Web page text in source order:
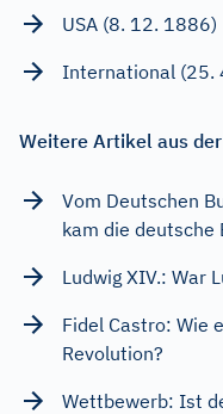
USA (8. 12. 1886)
International (25.
Weitere Artikel aus
Vom Deutschen
kam die deutsche
Ludwig XIV.: War
Fidel Castro: Wie
Revolution?
Wettbewerb: Ist